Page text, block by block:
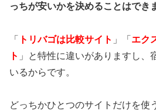
っちが安いかを決めることはでき
「 トリバゴは比較サイト 」「 エク
ト 」と特性に違いがありますし、
いるからです。
どっちかひとつのサイトだけを使